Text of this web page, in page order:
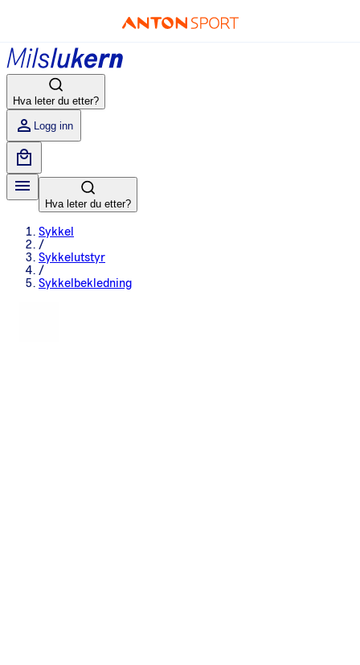
Hva leter du etter?
Logg inn
Hva leter du etter?
Sykkel
/
Sykkelutstyr
/
Sykkelbekledning